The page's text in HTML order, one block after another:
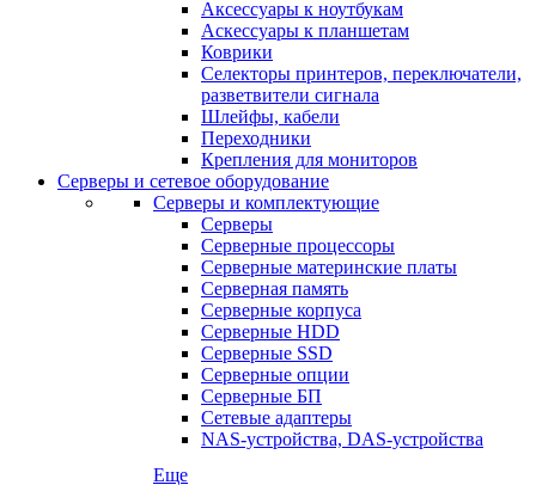
Аксессуары к ноутбукам
Аскессуары к планшетам
Коврики
Селекторы принтеров, переключатели,
разветвители сигнала
Шлейфы, кабели
Переходники
Крепления для мониторов
Серверы и сетевое оборудование
Серверы и комплектующие
Серверы
Серверные процессоры
Серверные материнские платы
Серверная память
Серверные корпуса
Серверные HDD
Серверные SSD
Серверные опции
Серверные БП
Сетевые адаптеры
NAS-устройства, DAS-устройства
Еще